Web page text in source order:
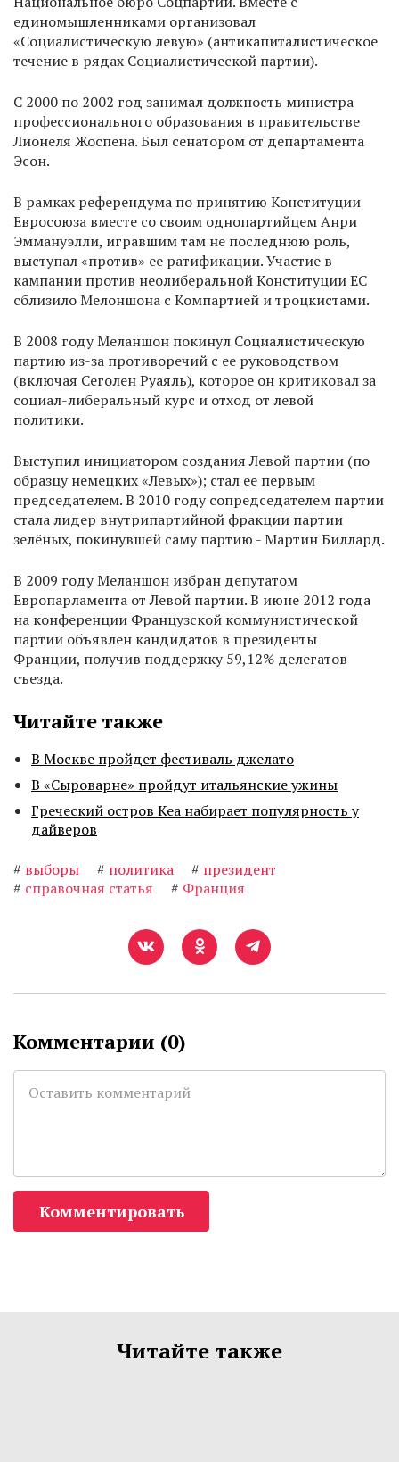
единомышленниками организовал
«Социалистическую левую» (антикапиталистическое
течение в рядах Социалистической партии).
С 2000 по 2002 год занимал должность министра
профессионального образования в правительстве
Лионеля Жоспена. Был сенатором от департамента
Эсон.
В рамках референдума по принятию Конституции
Евросоюза вместе со своим однопартийцем Анри
Эммануэлли, игравшим там не последнюю роль,
выступал «против» ее ратификации. Участие в
кампании против неолиберальной Конституции ЕС
сблизило Мелоншона с Компартией и троцкистами.
В 2008 году Меланшон покинул Социалистическую
партию из-за противоречий с ее руководством
(включая Сеголен Руаяль), которое он критиковал за
социал-либеральный курс и отход от левой
политики.
Выступил инициатором создания Левой партии (по
образцу немецких «Левых»); стал ее первым
председателем. В 2010 году сопредседателем партии
стала лидер внутрипартийной фракции партии
зелёных, покинувшей саму партию - Мартин Биллард.
В 2009 году Меланшон избран депутатом
Европарламента от Левой партии. В июне 2012 года
на конференции Французской коммунистической
партии объявлен кандидатов в президенты
Франции, получив поддержку 59,12% делегатов
съезда.
Читайте также
В Москве пройдет фестиваль джелато
В «Сыроварне» пройдут итальянские ужины
Греческий остров Кеа набирает популярность у
дайверов
# выборы # политика # президент
# справочная статья # Франция
Комментарии (0)
Комментировать
Читайте также